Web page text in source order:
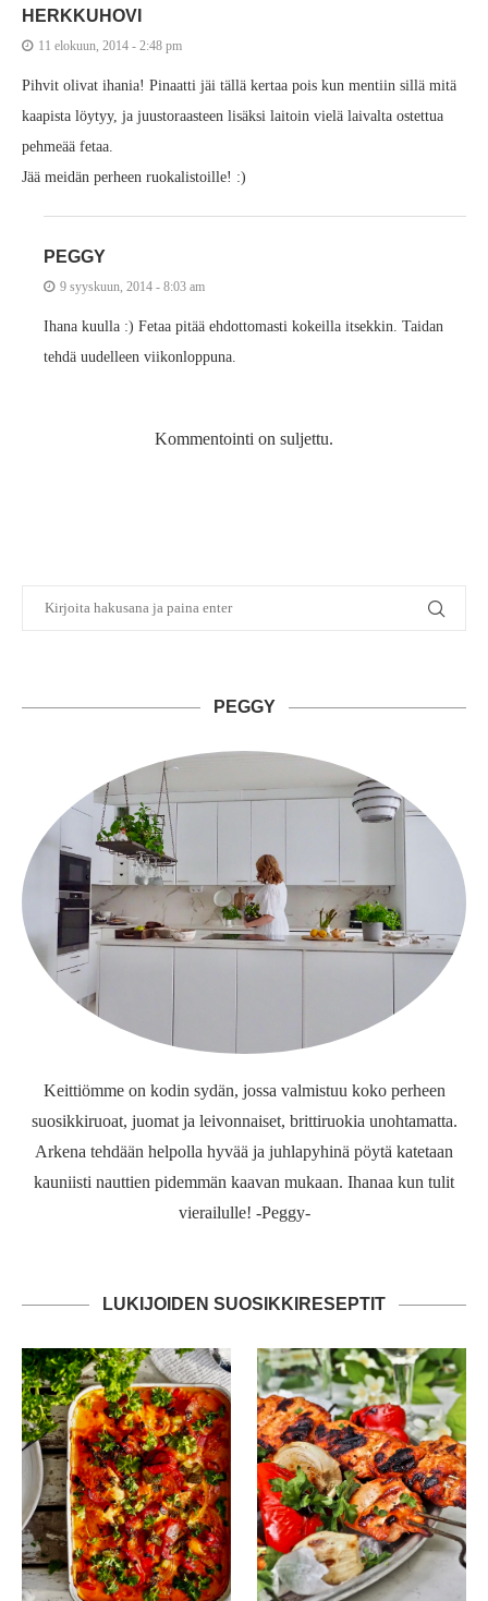
HERKKUHOVI
11 elokuun, 2014 - 2:48 pm
Pihvit olivat ihania! Pinaatti jäi tällä kertaa pois kun mentiin sillä mitä
kaapista löytyy, ja juustoraasteen lisäksi laitoin vielä laivalta ostettua
pehmeää fetaa.
Jää meidän perheen ruokalistoille! :)
PEGGY
9 syyskuun, 2014 - 8:03 am
Ihana kuulla :) Fetaa pitää ehdottomasti kokeilla itsekkin. Taidan
tehdä uudelleen viikonloppuna.
Kommentointi on suljettu.
PEGGY
Keittiömme on kodin sydän, jossa valmistuu koko perheen
suosikkiruoat, juomat ja leivonnaiset, brittiruokia unohtamatta.
Arkena tehdään helpolla hyvää ja juhlapyhinä pöytä katetaan
kauniisti nauttien pidemmän kaavan mukaan. Ihanaa kun tulit
vierailulle! -Peggy-
LUKIJOIDEN SUOSIKKIRESEPTIT